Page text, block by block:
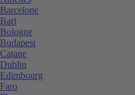
Barcelone
Bari
Bologne
Budapest
Catane
Dublin
Edimbourg
Faro